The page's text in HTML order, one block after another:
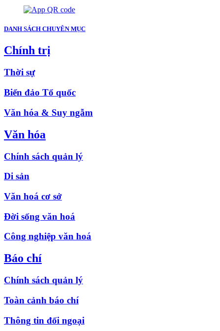
DANH SÁCH CHUYÊN MỤC
Chính trị
Thời sự
Biển đảo Tổ quốc
Văn hóa & Suy ngẫm
Văn hóa
Chính sách quản lý
Di sản
Văn hoá cơ sở
Đời sống văn hoá
Công nghiệp văn hoá
Báo chí
Chính sách quản lý
Toàn cảnh báo chí
Thông tin đối ngoại